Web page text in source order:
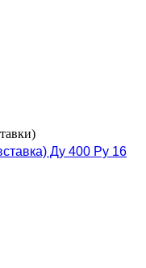
Ду 400 Ру 16